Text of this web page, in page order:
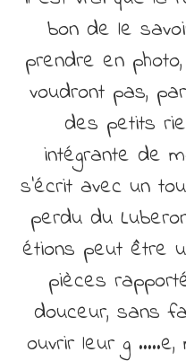
bon de le
prendre en photo,
voudront pas,
des petits
intégrante de
s’écrit avec un
perdu du
étions peut être
pièces
douceur, sans
ouvrir leur g …..e,